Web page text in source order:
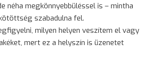
néha megkönnyebbüléssel is – mintha
szabadulna fel.
milyen helyen veszítem el vagy
mert ez a helyszín is üzenetet